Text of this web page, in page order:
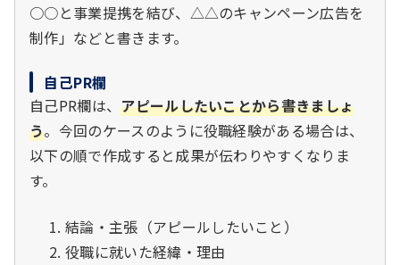
○○と事業提携を結び、△△のキャンペーン広告を
制作」などと書きます。
自己PR欄
自己PR欄は、アピールしたいことから書きましょ
う。今回のケースのように役職経験がある場合は、
以下の順で作成すると成果が伝わりやすくなりま
す。
結論・主張（アピールしたいこと）
役職に就いた経緯・理由